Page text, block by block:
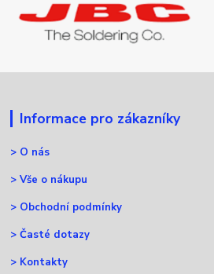
Informace pro zákazníky
> O nás
>Vše o nákupu
> Obchodní podmínky
>Časté dotazy
> Kontakty